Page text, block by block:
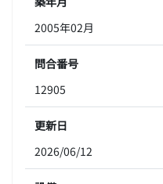
2005年02月
問合番号
12905
更新日
2026/06/12